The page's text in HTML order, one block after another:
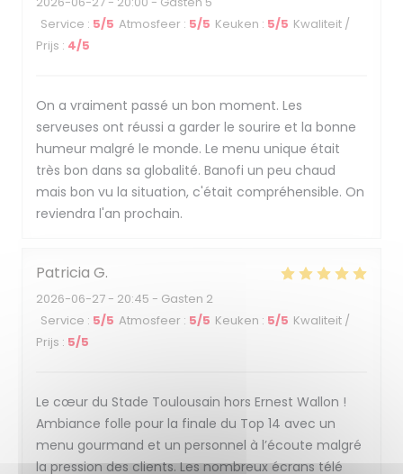
Service : 5/5 Atmosfeer : 5/5 Keuken : 5/5 Kwaliteit /
Prijs : 4/5
On a vraiment passé un bon moment. Les
serveuses ont réussi a garder le sourire et la bonne
humeur malgré le monde. Le menu unique était
très bon dans sa globalité. Banofi un peu chaud
mais bon vu la situation, c'était compréhensible. On
reviendra l'an prochain.
Patricia G
2026-06-27 - 20:45 - Gasten 2
Service : 5/5 Atmosfeer : 5/5 Keuken : 5/5 Kwaliteit /
Prijs : 5/5
Le cœur du Stade Toulousain hors Ernest Wallon !
Ambiance folle pour la finale du Top 14 avec un
menu gourmand et un personnel à l’écoute malgré
la pression des clients. Les nombreux écrans télé